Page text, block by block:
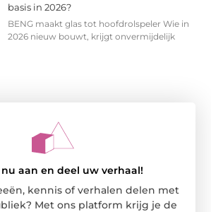
basis in 2026?
BENG maakt glas tot hoofdrolspeler Wie in
2026 nieuw bouwt, krijgt onvermijdelijk
aan en deel uw verhaal!
kennis of verhalen delen met
Met ons platform krijg je de